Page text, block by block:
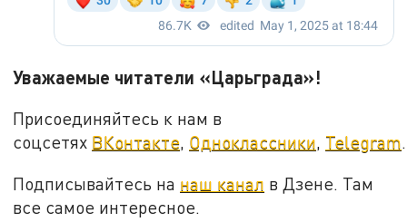
Уважаемые читатели «Царьграда»!
Присоединяйтесь к нам в
соцсетях ВКонтакте, Одноклассники, Telegram.
Подписывайтесь на наш канал в Дзене. Там
все самое интересное.